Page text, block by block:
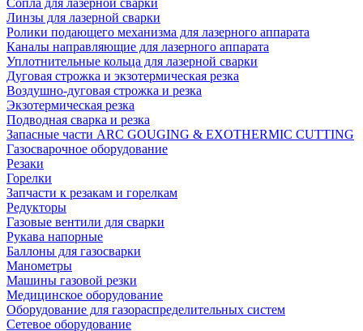
Сопла для лазерной сварки
Линзы для лазерной сварки
Ролики подающего механизма для лазерного аппарата
Каналы направляющие для лазерного аппарата
Уплотнительные кольца для лазерной сварки
Дуговая строжка и экзотермическая резка
Воздушно-дуговая строжка и резка
Экзотермическая резка
Подводная сварка и резка
Запасные части ARC GOUGING & EXOTHERMIC CUTTING
Газосварочное оборудование
Резаки
Горелки
Запчасти к резакам и горелкам
Редукторы
Газовые вентили для сварки
Рукава напорные
Баллоны для газосварки
Манометры
Машины газовой резки
Медицинское оборудование
Оборудование для газораспределительных систем
Сетевое оборудование